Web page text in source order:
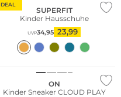
DEAL
SUPERFIT
Kinder Hausschuhe
UVP34,95 23,99
ON
Kinder Sneaker CLOUD PLAY